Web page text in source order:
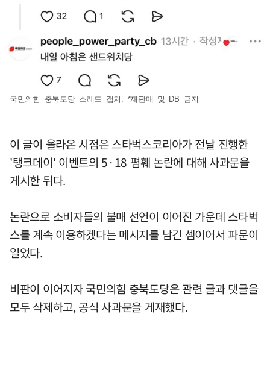
국민의힘 충북도당 스레드 캡처. *재판매 및 DB 금지
이 글이 올라온 시점은 스타벅스코리아가 전날 진행한
'탱크데이' 이벤트의 5·18 폄훼 논란에 대해 사과문을
게시한 뒤다.
논란으로 소비자들의 불매 선언이 이어진 가운데 스타벅
스를 계속 이용하겠다는 메시지를 남긴 셈이어서 파문이
일었다.
비판이 이어지자 국민의힘 충북도당은 관련 글과 댓글을
모두 삭제하고, 공식 사과문을 게재했다.